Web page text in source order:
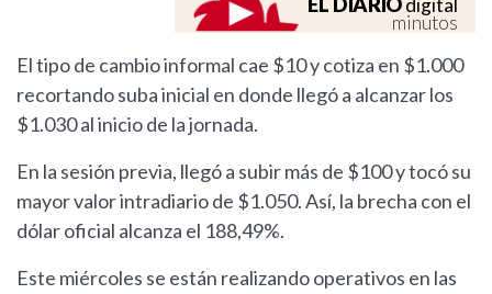
EL DIARIOdigital
minutos
El tipo de cambio informal cae $10 y cotiza en $1.000
recortando suba inicial en donde llegó a alcanzar los
$1.030 al inicio de la jornada.
En la sesión previa, llegó a subir más de $100 y tocó su
mayor valor intradiario de $1.050. Así, la brecha con el
dólar oficial alcanza el 188,49%.
Este miércoles se están realizando operativos en las